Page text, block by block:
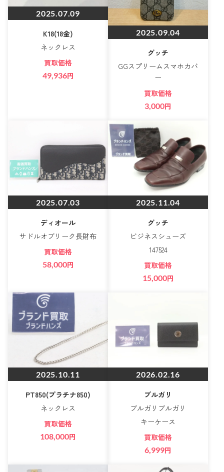
2025.07.09
K18(18金)
ネックレス
買取価格
49,936円
2025.09.04
グッチ
GGスプリームスマホカバ
ー
買取価格
3,000円
2025.07.03
ディオール
サドルオブリーク長財布
買取価格
58,000円
2025.11.04
グッチ
ビジネスシューズ
147524
買取価格
15,000円
2025.10.11
PT850(プラチナ850)
ネックレス
買取価格
108,000円
2026.02.16
ブルガリ
ブルガリブルガリ
キーケース
買取価格
6,999円